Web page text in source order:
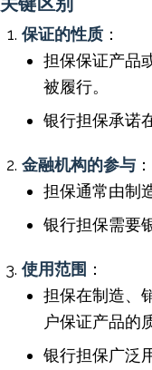
保证的性质 ：
担保保证产品
被履行。
银行担保承诺
金融机构的参与 ：
担保通常由制
银行担保需要
使用范围 ：
担保在制造、
户保证产品的
银行担保广泛